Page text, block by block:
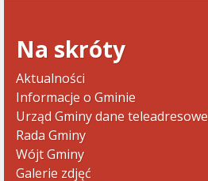
Na skróty
Aktualności
Informacje o Gminie
Urząd Gminy dane teleadresowe
Rada Gminy
Wójt Gminy
Galerie zdjęć